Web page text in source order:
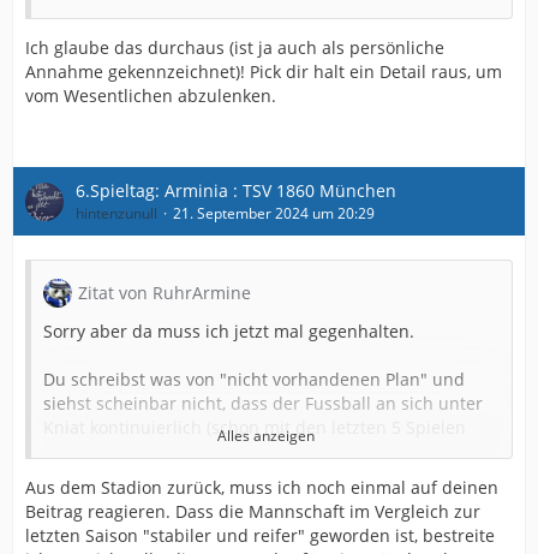
Ich glaube das durchaus (ist ja auch als persönliche
Annahme gekennzeichnet)! Pick dir halt ein Detail raus, um
vom Wesentlichen abzulenken.
6.Spieltag: Arminia : TSV 1860 München
hintenzunull 21. September 2024 um 20:29
Zitat von RuhrArmine
Sorry aber da muss ich jetzt mal gegenhalten.
Du schreibst was von "nicht vorhandenen Plan" und
siehst scheinbar nicht, dass der Fussball an sich unter
Kniat kontinuierlich (schon mit den letzten 5 Spielen
letzter Saison) deutlich stabiler und reifer geworden ist.
Auch heute gab es eine Reihe guter Spielzüge. Das sah
schon nach einem Plan und teilweise gefällig aus BIS
zum 16er. Ab dort fehlt uns halt einfach auch die
Qualität, was aber auch etwas anders geplant war
Alles anzeigen
Aus dem Stadion zurück, muss ich noch einmal auf deinen
Beitrag reagieren. Dass die Mannschaft im Vergleich zur
letzten Saison "stabiler und reifer" geworden ist, bestreite